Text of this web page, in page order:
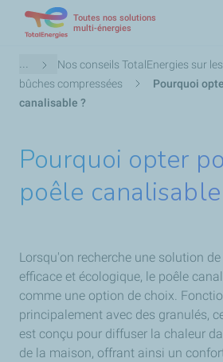
contenu
Toutes nos solutions
multi-énergies
Fil
d'Ariane
...
Nos conseils TotalEnergies sur
bûches compressées
Pourquoi
canalisable ?
Pourquoi opter
poêle canalisable
Lorsqu'on recherche une solution
efficace et écologique, le poêle
comme une option de choix.
principalement avec des granulés,
est conçu pour diffuser la chaleur
de la maison, offrant ainsi un